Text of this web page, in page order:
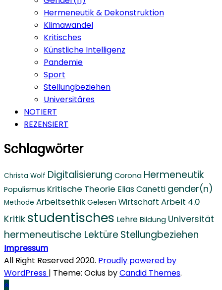
Hermeneutik & Dekonstruktion
Klimawandel
Kritisches
Künstliche Intelligenz
Pandemie
Sport
Stellungbeziehen
Universitäres
NOTIERT
REZENSIERT
Schlagwörter
Christa Wolf Digitalisierung Corona Hermeneutik
Populismus Kritische Theorie Elias Canetti gender(n)
Methode Arbeitsethik Gelesen Wirtschaft Arbeit 4.0
Kritik studentisches Lehre Bildung Universität
hermeneutische Lektüre Stellungbeziehen
Impressum
All Right Reserved 2020. Proudly powered by
WordPress | Theme: Ocius byCandid Themes.